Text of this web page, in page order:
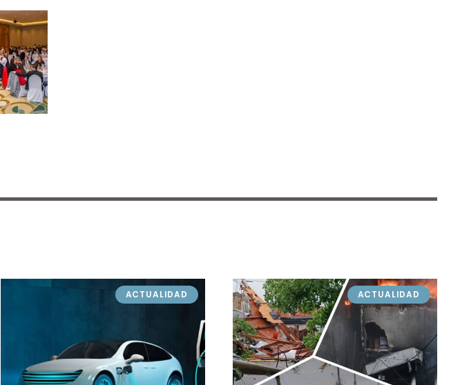
ACTUALIDAD ACTUALIDAD